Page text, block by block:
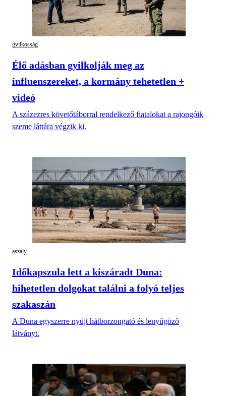
gyilkosság
Élő adásban gyilkolják meg az
influenszereket, a kormány tehetetlen +
videó
A százezres követőtáborral rendelkező fiatalokat a rajongóik
szeme láttára végzik ki.
aszály
Időkapszula lett a kiszáradt Duna:
hihetetlen dolgokat találni a folyó teljes
szakaszán
A Duna egyszerre nyújt hátborzongató és lenyűgöző
látványt.